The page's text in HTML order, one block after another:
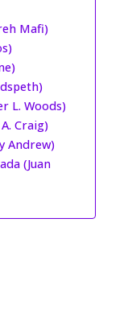
Mafi)
L. Woods)
Craig)
Andrew)
(Juan